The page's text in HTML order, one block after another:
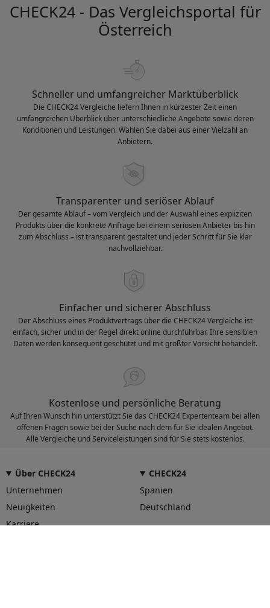
CHECK24 - Das Vergleichsportal für
Österreich
Schneller und umfangreicher Marktüberblick
Die CHECK24 Vergleiche liefern Ihnen in kürzester Zeit einen
umfangreichen Überblick über unterschiedliche Angebote sowie deren
Konditionen und Leistungen. Wählen Sie dabei aus einer Vielzahl an
Anbietern.
Transparenter und seriöser Ablauf
Der gesamte Ablauf – vom Vergleich und der Auswahl eines expliziten
Produkts über die konkrete Anfrage bei einem seriösen Anbieter bis hin
zum Abschluss – ist transparent gestaltet und jeder Schritt für Sie klar
nachvollziehbar.
Einfacher und sicherer Abschluss
Der Abschluss eines Produktvertrags über die CHECK24 Vergleiche ist
einfach, sicher und in der Regel direkt online durchführbar. Ihre sensiblen
Daten werden konsequent geschützt und mit größter Vorsicht behandelt.
Kostenlose und persönliche Beratung
Auf Ihren Wunsch hin unterstützt Sie das CHECK24 Expertenteam bei allen
offenen Fragen sowie bei der Suche nach dem für Sie idealen Angebot.
Alle Vergleiche und Serviceleistungen sind für Sie stets kostenlos.
Über CHECK24
Unternehmen
Neuigkeiten
Karriere
CHECK24
Spanien
Deutschland